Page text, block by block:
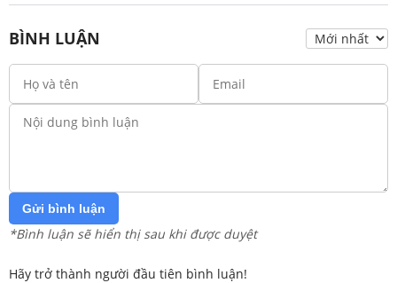
BÌNH LUẬN
Gửi bình luận
*Bình luận sẽ hiển thị sau khi được duyệt
Hãy trở thành người đầu tiên bình luận!